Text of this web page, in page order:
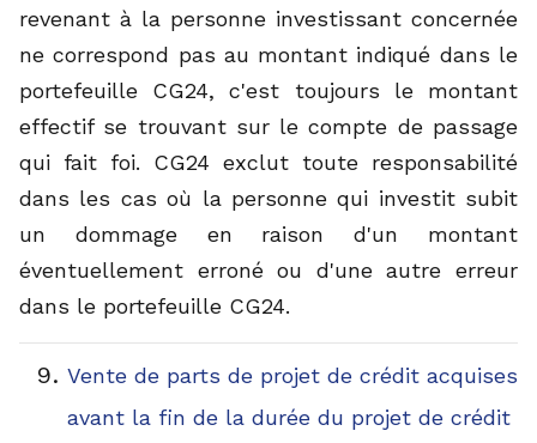
revenant à la personne investissant concernée
ne correspond pas au montant indiqué dans le
portefeuille CG24, c'est toujours le montant
effectif se trouvant sur le compte de passage
qui fait foi. CG24 exclut toute responsabilité
dans les cas où la personne qui investit subit
un dommage en raison d'un montant
éventuellement erroné ou d'une autre erreur
dans le portefeuille CG24.
Vente de parts de projet de crédit acquises
avant la fin de la durée du projet de crédit